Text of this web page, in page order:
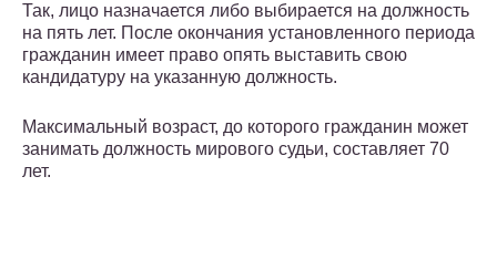
Так, лицо назначается либо выбирается на должность
на пять лет. После окончания установленного периода
гражданин имеет право опять выставить свою
кандидатуру на указанную должность.
Максимальный возраст, до которого гражданин может
занимать должность мирового судьи, составляет 70
лет.